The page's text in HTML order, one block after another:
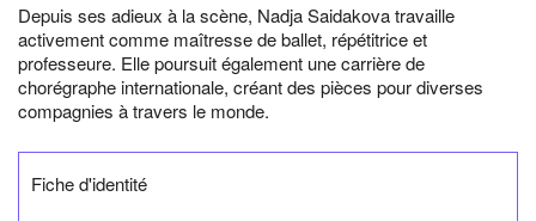
Depuis ses adieux à la scène, Nadja Saidakova travaille
activement comme maîtresse de ballet, répétitrice et
professeure. Elle poursuit également une carrière de
chorégraphe internationale, créant des pièces pour diverses
compagnies à travers le monde.
Fiche d'identité